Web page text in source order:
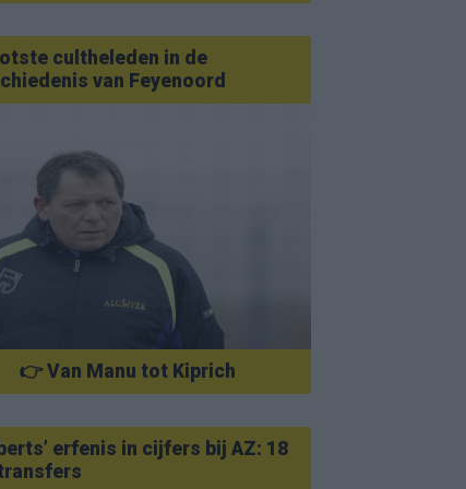
cultheleden in de
van Feyenoord
👉 Van Manu tot Kiprich
erfenis in cijfers bij AZ: 18